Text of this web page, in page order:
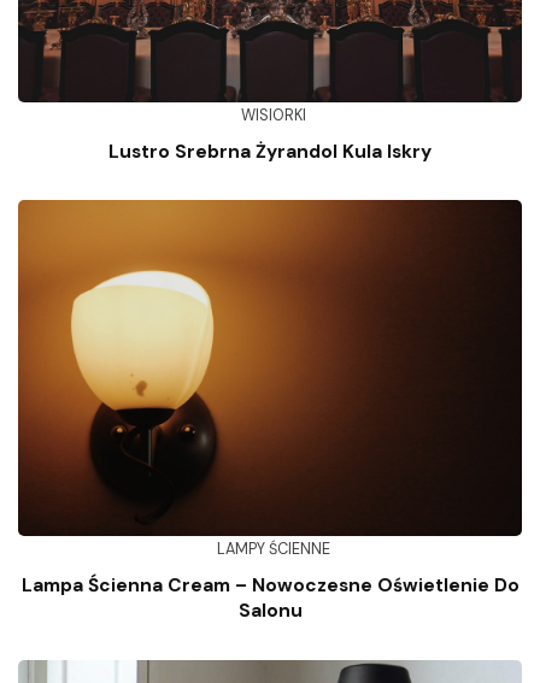
WISIORKI
Lustro Srebrna Żyrandol Kula Iskry
LAMPY ŚCIENNE
Lampa Ścienna Cream – Nowoczesne Oświetlenie Do
Salonu